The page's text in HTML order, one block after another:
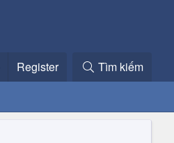
Register Tìm kiếm